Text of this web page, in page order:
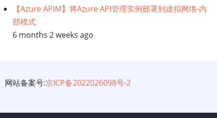
【Azure APIM】将Azure API管理实例部署到虚拟网络-内
部模式
6 months 2 weeks ago
网站备案号:京ICP备2022026098号-2